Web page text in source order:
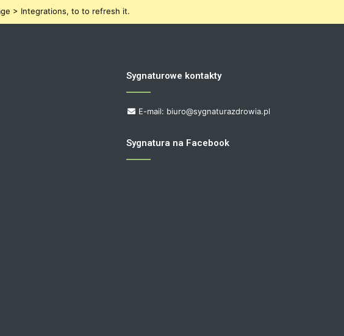
> Integrations, to to refresh it.
Sygnaturowe kontakty
E-mail: biuro@sygnaturazdrowia.pl
Sygnatura na Facebook